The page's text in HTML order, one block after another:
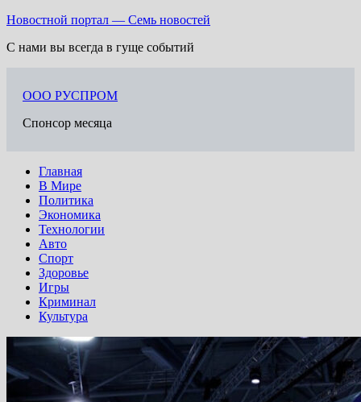
Перейти
содержимому
Новостной портал — Семь новостей
С нами вы всегда в гуще событий
ООО РУСПРОМ
Спонсор месяца
Главная
В Мире
Политика
Экономика
Технологии
Авто
Спорт
Здоровье
Игры
Криминал
Культура